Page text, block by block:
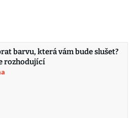
barvu, která vám bude slušet?
rozhodující